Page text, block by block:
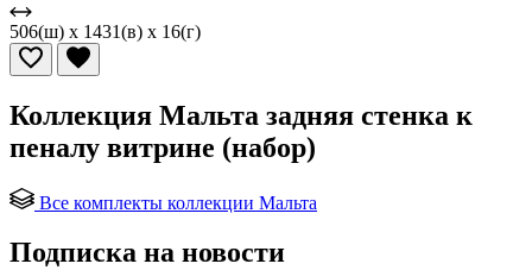
506(ш) x 1431(в) x 16(г)
Коллекция Мальта задняя стенка к
пеналу витрине (набор)
Все комплекты коллекции Мальта
Подписка на новости